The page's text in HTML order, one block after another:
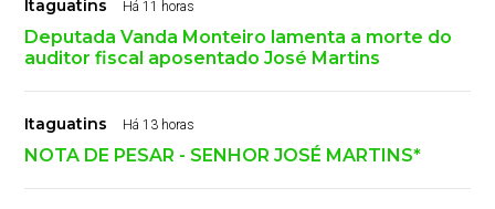
Itaguatins Há 11 horas
Deputada Vanda Monteiro lamenta a morte do
auditor fiscal aposentado José Martins
Itaguatins Há 13 horas
NOTA DE PESAR - SENHOR JOSÉ MARTINS*